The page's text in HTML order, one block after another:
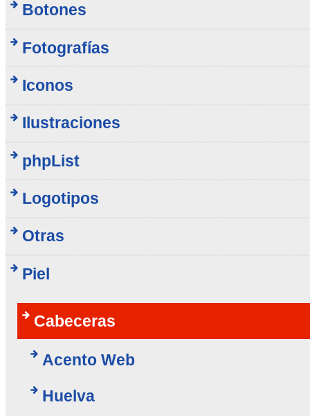
Botones
Fotografías
Iconos
Ilustraciones
phpList
Logotipos
Otras
Piel
Cabeceras
Acento Web
Huelva